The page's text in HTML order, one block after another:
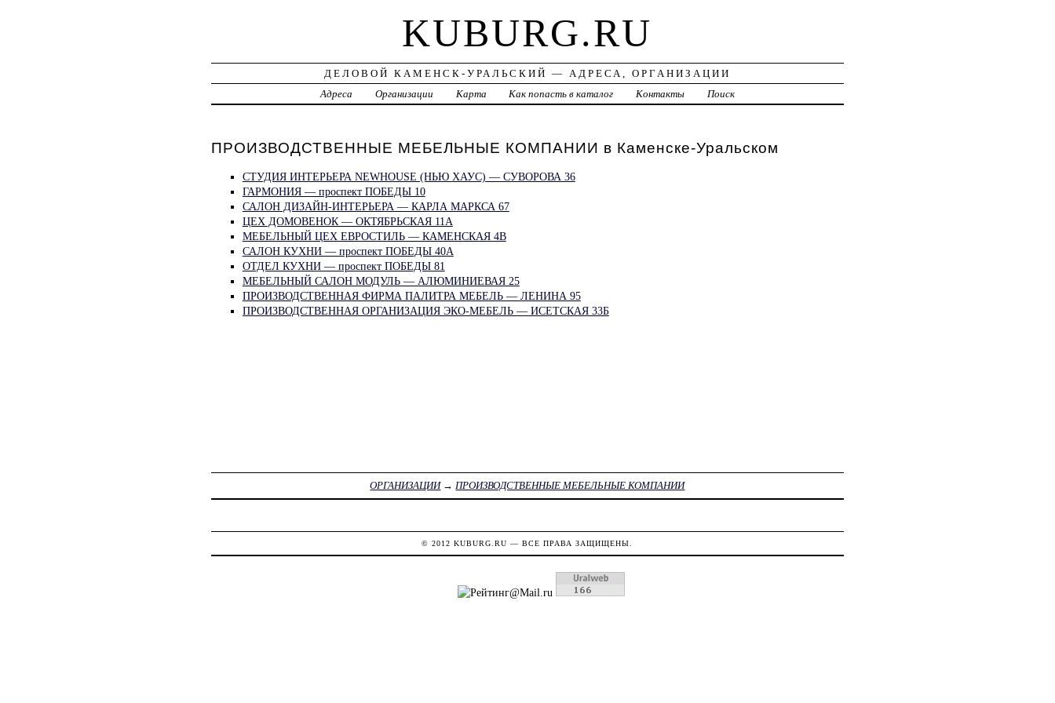
KUBURG.RU
ДЕЛОВОЙ КАМЕНСК-УРАЛЬСКИЙ — АДРЕСА, ОРГАНИЗАЦИИ
Адреса
Организации Карта Как попасть в каталог Контакты Поиск
ПРОИЗВОДСТВЕННЫЕ МЕБЕЛЬНЫЕ КОМПАНИИ в Каменске-Уральском
СТУДИЯ ИНТЕРЬЕРА NEWHOUSE (НЬЮ ХАУС) — СУВОРОВА 36
ГАРМОНИЯ — проспект ПОБЕДЫ 10
САЛОН ДИЗАЙН-ИНТЕРЬЕРА — КАРЛА МАРКСА 67
ЦЕХ ДОМОВЕНОК — ОКТЯБРЬСКАЯ 11А
МЕБЕЛЬНЫЙ ЦЕХ ЕВРОСТИЛЬ — КАМЕНСКАЯ 4В
САЛОН КУХНИ — проспект ПОБЕДЫ 40А
ОТДЕЛ КУХНИ — проспект ПОБЕДЫ 81
МЕБЕЛЬНЫЙ САЛОН МОДУЛЬ — АЛЮМИНИЕВАЯ 25
ПРОИЗВОДСТВЕННАЯ ФИРМА ПАЛИТРА МЕБЕЛЬ — ЛЕНИНА 95
ПРОИЗВОДСТВЕННАЯ ОРГАНИЗАЦИЯ ЭКО-МЕБЕЛЬ — ИСЕТСКАЯ 33Б
ОРГАНИЗАЦИИ→ПРОИЗВОДСТВЕННЫЕ МЕБЕЛЬНЫЕ КОМПАНИИ
© 2012KUBURG.RU — ВСЕ ПРАВА ЗАЩИЩЕНЫ.